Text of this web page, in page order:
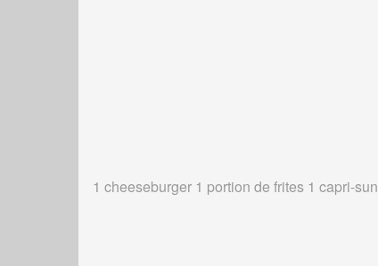
1 cheeseburger 1 portion de frites 1 capri-sun